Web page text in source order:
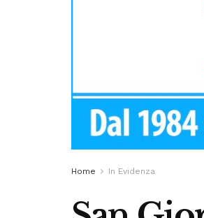
Home In Evidenza